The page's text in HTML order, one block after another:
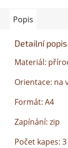
Popis
Detailní
Materiál:
Orientace: na
Formát: A4
Zapínání: zip
Počet kapes: